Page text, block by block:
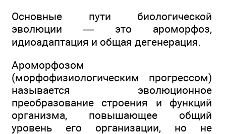
Основные пути биологической
эволюции — это ароморфоз,
идиоадаптация и общая дегенерация.
Ароморфозом
(морфофизиологическим прогрессом)
называется эволюционное
преобразование строения и функций
организма, повышающее общий
уровень его организации, но не